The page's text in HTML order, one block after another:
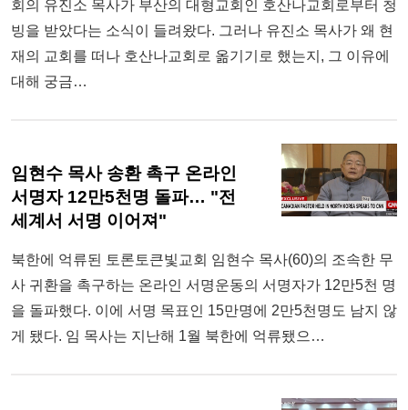
회의 유진소 목사가 부산의 대형교회인 호산나교회로부터 청
빙을 받았다는 소식이 들려왔다. 그러나 유진소 목사가 왜 현
재의 교회를 떠나 호산나교회로 옮기기로 했는지, 그 이유에
대해 궁금…
임현수 목사 송환 촉구 온라인
서명자 12만5천명 돌파… "전
세계서 서명 이어져"
북한에 억류된 토론토큰빛교회 임현수 목사(60)의 조속한 무
사 귀환을 촉구하는 온라인 서명운동의 서명자가 12만5천 명
을 돌파했다. 이에 서명 목표인 15만명에 2만5천명도 남지 않
게 됐다. 임 목사는 지난해 1월 북한에 억류됐으…